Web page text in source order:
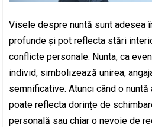
Visele despre nuntă sunt adesea
profunde și pot reflecta stări
conflicte personale. Nunta, ca
individ, simbolizează unirea,
semnificative. Atunci când o
poate reflecta dorințe de
personală sau chiar o nevoie de